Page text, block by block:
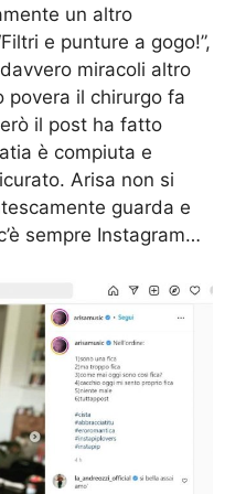
un altro
e punture a gogo!”,
miracoli altro
povera il chirurgo fa
il post ha fatto
è compiuta e
Arisa non si
guarda e
sempre Instagram…